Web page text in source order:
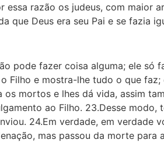
essa razão os judeus, com maior
que Deus era seu Pai e se fazia
pode fazer coisa alguma; ele só
Filho e mostra-lhe tudo o que faz;
mortos e lhes dá vida, assim
ao Filho. 23.Desse modo,
24.Em verdade, em verdade
mas passou da morte para